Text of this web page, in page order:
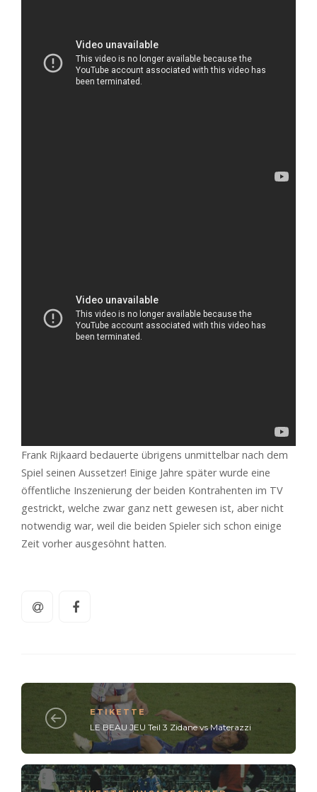
Frank Rijkaard bedauerte übrigens unmittelbar nach dem
Spiel seinen Aussetzer! Einige Jahre später wurde eine
öffentliche Inszenierung der beiden Kontrahenten im TV
gestrickt, welche zwar ganz nett gewesen ist, aber nicht
notwendig war, weil die beiden Spieler sich schon einige
Zeit vorher ausgesöhnt hatten.
ETIKETTE
LE BEAU JEU Teil 3 Zidane vs Materazzi